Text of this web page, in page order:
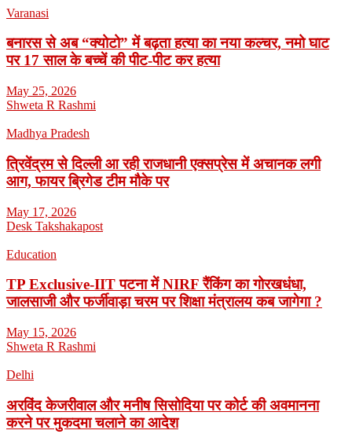
Varanasi
बनारस से अब “क्योटो” में बढ़ता हत्या का नया कल्चर, नमो घाट
पर 17 साल के बच्चें की पीट-पीट कर हत्या
May 25, 2026
Shweta R Rashmi
Madhya Pradesh
त्रिवेंद्रम से दिल्ली आ रही राजधानी एक्सप्रेस में अचानक लगी
आग, फायर ब्रिगेड टीम मौके पर
May 17, 2026
Desk Takshakapost
Education
TP Exclusive-IIT पटना में NIRF रैंकिंग का गोरखधंधा,
जालसाजी और फर्जीवाड़ा चरम पर शिक्षा मंत्रालय कब जागेगा ?
May 15, 2026
Shweta R Rashmi
Delhi
अरविंद केजरीवाल और मनीष सिसोदिया पर कोर्ट की अवमानना
करने पर मुकदमा चलाने का आदेश